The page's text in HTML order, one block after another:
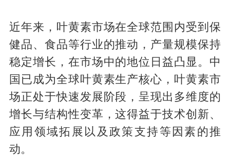
近年来，叶黄素市场在全球范围内受到保
健品、食品等行业的推动，产量规模保持
稳定增长，在市场中的地位日益凸显。中
国已成为全球叶黄素生产核心，叶黄素市
场正处于快速发展阶段，呈现出多维度的
增长与结构性变革，这得益于技术创新、
应用领域拓展以及政策支持等因素的推
动。